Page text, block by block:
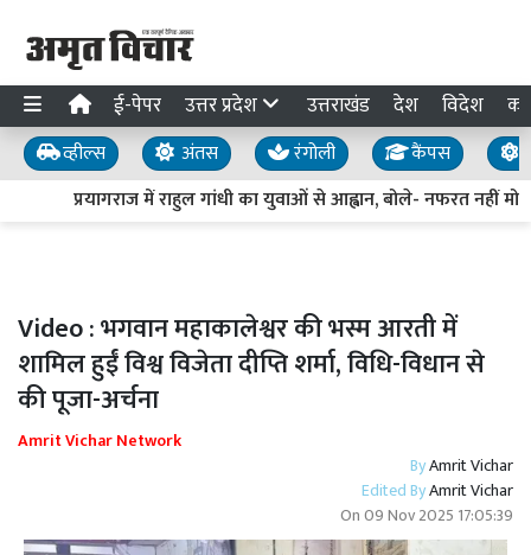
ई-पेपर उत्तर प्रदेश उत्तराखंड देश विदेश
व्हील्स अंतस रंगोली कैंपस
प्रयागराज में राहुल गांधी का युवाओं से आह्वान, बोले- नफरत नहीं
Video : भगवान महाकालेश्वर की भस्म आरती में
शामिल हुईं विश्व विजेता दीप्ति शर्मा, विधि-विधान से
की पूजा-अर्चना
Amrit Vichar Network
ByAmrit Vichar
Edited ByAmrit Vichar
On09 Nov 2025 17:05:39